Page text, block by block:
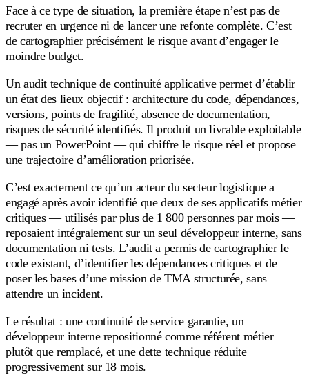
Face à ce type de situation, la première étape n’est pas de
recruter en urgence ni de lancer une refonte complète. C’est
de cartographier précisément le risque avant d’engager le
moindre budget.
Un audit technique de continuité applicative permet d’établir
un état des lieux objectif : architecture du code, dépendances,
versions, points de fragilité, absence de documentation,
risques de sécurité identifiés. Il produit un livrable exploitable
— pas un PowerPoint — qui chiffre le risque réel et propose
une trajectoire d’amélioration priorisée.
C’est exactement ce qu’un acteur du secteur logistique a
engagé après avoir identifié que deux de ses applicatifs métier
critiques — utilisés par plus de 1 800 personnes par mois —
reposaient intégralement sur un seul développeur interne, sans
documentation ni tests. L’audit a permis de cartographier le
code existant, d’identifier les dépendances critiques et de
poser les bases d’une mission de TMA structurée, sans
attendre un incident.
Le résultat : une continuité de service garantie, un
développeur interne repositionné comme référent métier
plutôt que remplacé, et une dette technique réduite
progressivement sur 18 mois.